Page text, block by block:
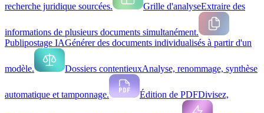
recherche juridique sourcées. Grille d'analyseExtraire des
informations de plusieurs documents simultanément.
Publipostage IAGénérer des documents individualisés à partir d'un
modèle. Dossiers contentieuxAnalyse, renommage, synthèse
automatique et tamponnage. Édition de PDFDivisez,